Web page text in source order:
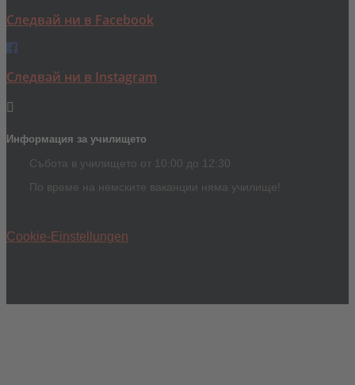
Следвай ни в Facebook
Следвай ни в Instagram
Информация за училището
Събота в училището от 10:00 до 12:30
По време на немските ваканции няма училище!
Cookie-Einstellungen